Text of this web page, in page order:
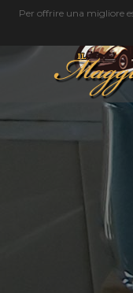
Per offrire una migliore